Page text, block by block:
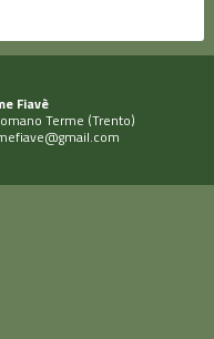
Fiavè
Terme (Trento)